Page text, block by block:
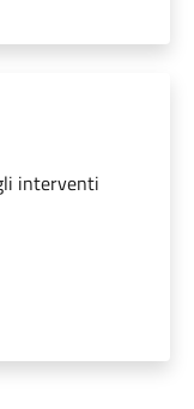
interventi